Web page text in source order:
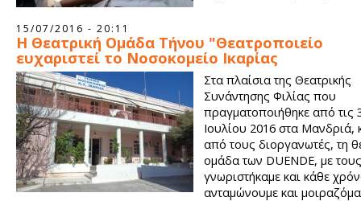
15/07/2016 - 20:11
H Θεατρική Ομάδα Τήνου "Θεατροποιείο
ευχαριστεί το Νοσοκομείο Ικαρίας
Στα πλαίσια της Θεατρικής
Συνάντησης Φιλίας που
πραγματοποιήθηκε από τις
Ιουλίου 2016 στα Μανδριά,
από τους διοργανωτές, τη
ομάδα των DUENDE, με
γνωριστήκαμε και κάθε
ανταμώνουμε και